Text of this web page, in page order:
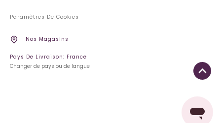
Paramètres De Cookies
Nos Magasins
Pays De Livraison: France
Changer de pays ou de langue